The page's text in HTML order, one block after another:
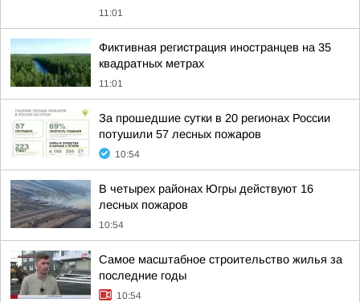
11:01
Фиктивная регистрация иностранцев на 35
квадратных метрах
11:01
За прошедшие сутки в 20 регионах России
потушили 57 лесных пожаров
10:54
В четырех районах Югры действуют 16
лесных пожаров
10:54
Самое масштабное строительство жилья за
последние годы
10:54